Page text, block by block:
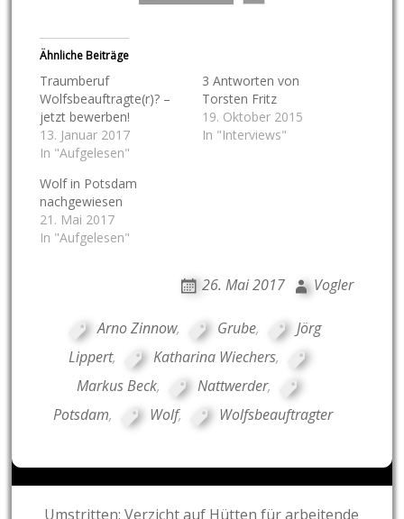
Ähnliche Beiträge
Traumberuf
Wolfsbeauftragte(r)? –
jetzt bewerben!
13. Januar 2017
In "Aufgelesen"
3 Antworten von
Torsten Fritz
19. Oktober 2015
In "Interviews"
Wolf in Potsdam
nachgewiesen
21. Mai 2017
In "Aufgelesen"
26. Mai 2017 Vogler
Arno Zinnow, Grube,
Jörg
Lippert, Katharina Wiechers,
Markus Beck, Nattwerder,
Potsdam, Wolf, Wolfsbeauftragter
Post
Umstritten: Verzicht auf Hütten für arbeitende